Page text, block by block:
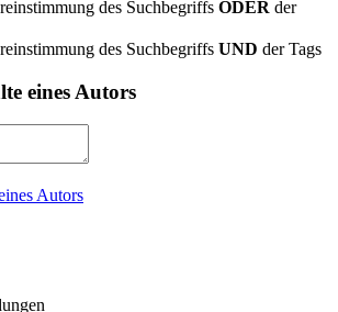
des Suchbegriffs ODER der
des Suchbegriffs UND der Tags
eines Autors
Autors